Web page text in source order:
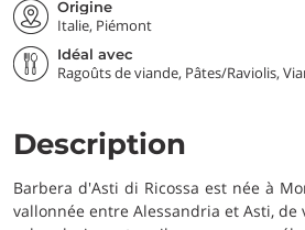
Origine
Italie, Piémont
Idéal avec
Ragoûts de viande, Pâtes/Raviolis,
Description
Barbera d'Asti di Ricossa est née à
vallonnée entre Alessandria et Asti, de